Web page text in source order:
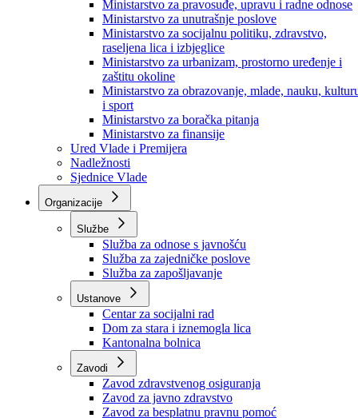
Ministarstva
Ministarstvo za privredu
Ministarstvo za pravosuđe, upravu i radne odnose
Ministarstvo za unutrašnje poslove
Ministarstvo za socijalnu politiku, zdravstvo,
raseljena lica i izbjeglice
Ministarstvo za urbanizam, prostorno uređenje i
zaštitu okoline
Ministarstvo za obrazovanje, mlade, nauku,
i sport
Ministarstvo za boračka pitanja
Ministarstvo za finansije
Ured Vlade i Premijera
Nadležnosti
Sjednice Vlade
Organizacije
Službe
Služba za odnose s javnošću
Služba za zajedničke poslove
Služba za zapošljavanje
Ustanove
Centar za socijalni rad
Dom za stara i iznemogla lica
Kantonalna bolnica
Zavodi